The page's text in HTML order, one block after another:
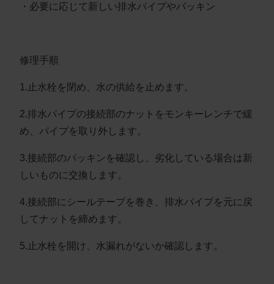
・必要に応じて新しい排水パイプやパッキン
修理手順
1.止水栓を閉め、水の供給を止めます。
2.排水パイプの接続部のナットをモンキーレンチで緩
め、パイプを取り外します。
3.接続部のパッキンを確認し、劣化している場合は新
しいものに交換します。
4.接続部にシールテープを巻き、排水パイプを元に戻
してナットを締めます。
5.止水栓を開け、水漏れがないか確認します。